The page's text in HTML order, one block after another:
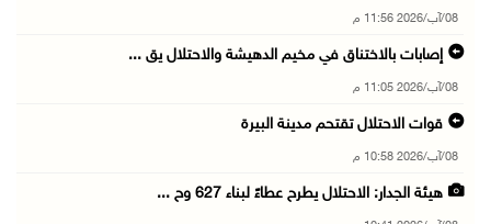
08/آب/2026 11:56 م
إصابات بالاختناق في مخيم الدهيشة والاحتلال يق ...
08/آب/2026 11:05 م
قوات الاحتلال تقتحم مدينة البيرة
08/آب/2026 10:58 م
هيئة الجدار: الاحتلال يطرح عطاءً لبناء 627 وح ...